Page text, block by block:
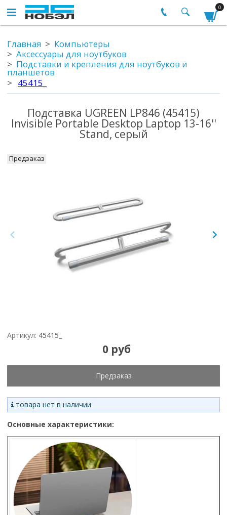
0
Главная
Компьютеры
Аксессуары для ноутбуков
Подставки и крепления для ноутбуков и
планшетов
45415_
Подставка UGREEN LP846 (45415)
Invisible Portable Desktop Laptop 13-16''
Stand, серый
Предзаказ
Артикул: 45415_
0 руб
Предзаказ
товара нет в наличии
Основные характеристики: